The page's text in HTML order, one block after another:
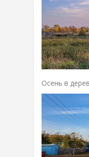
Осень в